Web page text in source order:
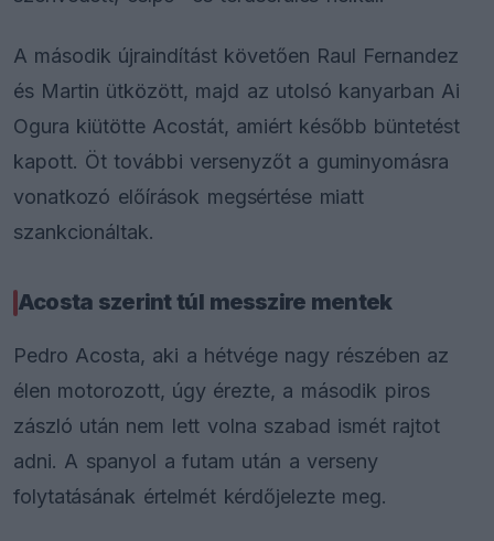
A második újraindítást követően Raul Fernandez
és Martin ütközött, majd az utolsó kanyarban Ai
Ogura kiütötte Acostát, amiért később büntetést
kapott. Öt további versenyzőt a guminyomásra
vonatkozó előírások megsértése miatt
szankcionáltak.
Acosta szerint túl messzire mentek
Pedro Acosta, aki a hétvége nagy részében az
élen motorozott, úgy érezte, a második piros
zászló után nem lett volna szabad ismét rajtot
adni. A spanyol a futam után a verseny
folytatásának értelmét kérdőjelezte meg.